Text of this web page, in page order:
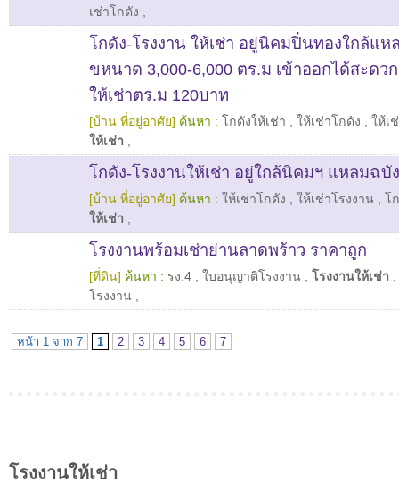
เช่าโกดัง
โกดัง-โรงงาน ให้เช่า อยู่นิคมปิ่นทองใกล้แ
ขหนาด 3,000-6,000 ตร.ม เข้าออกได้สะด
ให้เช่าตร.ม 120บาท
[บ้าน ที่อยู่อาศัย] ค้นหา : โกดังให้เช่า ให้เช่าโกดัง
ให้เ
ให้เช่า
โกดัง-โรงงานให้เช่า อยู่ใกล้นิคมฯ แหลมฉบั
[บ้าน ที่อยู่อาศัย] ค้นหา : ให้เช่าโกดัง ให้เช่าโรงงาน
โ
ให้เช่า
โรงงานพร้อมเช่าย่านลาดพร้าว ราคาถูก
[ที่ดิน] ค้นหา : รง.4 ใบอนุญาติโรงงาน โรงงานให้เช่า
โรงงาน
หน้า 1 จาก 7 1 2 3 4 5 6 7
โรงงานให้เช่า